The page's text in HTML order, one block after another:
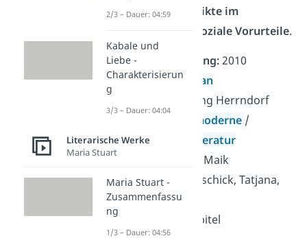
Träume und
Konflikte im
soziale Vorurteile.
Veröffentlichung:2010
Gattung:Roman
Wolfgang Herrndorf
Postmoderne /
Gegenwartsliteratur
Maik
Klingenberg, Tschick, Tatjana,
Isa
49 Kapitel
2/3 – Dauer: 04:59
Kabale und
Liebe -
Charakterisierun
g
3/3 – Dauer: 04:04
Literarische Werke
Maria Stuart
Maria Stuart -
Zusammenfassu
ng
1/3 – Dauer: 04:56